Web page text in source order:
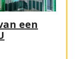
een